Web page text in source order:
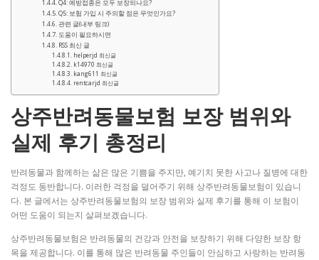
Q4: 예방접종은 모두 보장되나요?
Q5: 보험 가입 시 주의할 점은 무엇인가요?
관련 글(내부 링크)
도움이 필요하시면
RSS 최신 글
helperjd 최신글
k14970 최신글
kang611 최신글
rentcarjd 최신글
상주반려동물보험 보장 범위와
실제 후기 총정리
반려동물과 함께하는 삶은 많은 기쁨을 주지만, 예기치 못한 사고나 질병에 대한
걱정도 동반합니다. 이러한 걱정을 덜어주기 위해 상주반려동물보험이 있습니
다. 본 글에서는 상주반려동물보험의 보장 범위와 실제 후기를 통해 이 보험이
어떤 도움이 되는지 살펴보겠습니다.
상주반려동물보험은 반려동물의 건강과 안전을 보장하기 위해 다양한 보장 항
목을 제공합니다. 이를 통해 많은 반려동물 주인들이 안심하고 사랑하는 반려동